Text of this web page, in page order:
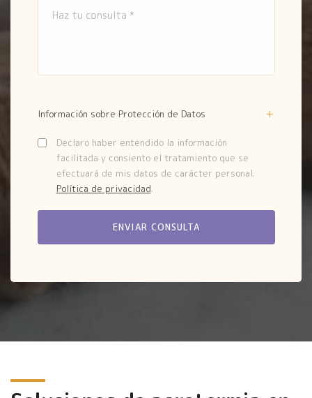
Información sobre Protección de Datos
Declaro haber entendido la información
facilitada y consiento el tratamiento que se
efectuará de mis datos de carácter personal.
Política de privacidad.